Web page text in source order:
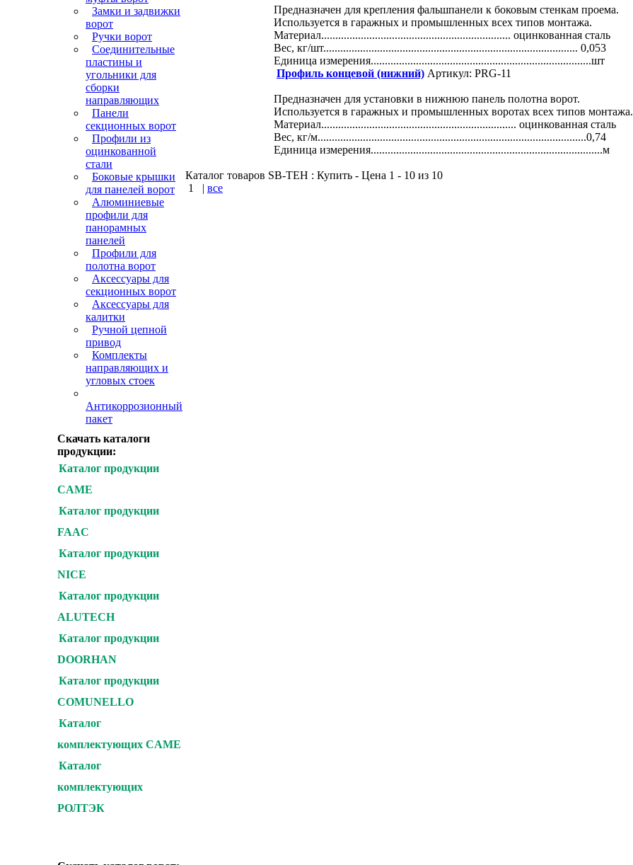
Замки и задвижки
ворот
Ручки ворот
Соединительные
пластины и
угольники для
сборки
направляющих
Панели
секционных ворот
Профили из
оцинкованной
стали
Боковые крышки
для панелей ворот
Алюминиевые
профили для
панорамных
панелей
Профили для
полотна ворот
Аксессуары для
секционных ворот
Аксессуары для
калитки
Ручной цепной
привод
Комплекты
направляющих и
угловых стоек
Антикоррозионный
пакет
Скачать каталоги
продукции:
Каталог продукции
CAME
Каталог продукции
FAAC
Каталог продукции
NICE
Каталог продукции
ALUTECH
Каталог продукции
DOORHAN
Каталог продукции
COMUNELLO
Каталог
комплектующих CAME
Каталог
комплектующих
РОЛТЭК
Предназначен для крепления фальшпанели к боковым стенкам проема.
Используется в гаражных и промышленных всех типов монтажа.
Материал................................................................... оцинкованная сталь
Вес, кг/шт.......................................................................................... 0,053
Единица измерения..............................................................................шт
Профиль концевой (нижний) Артикул: PRG-11
Предназначен для установки в нижнюю панель полотна ворот.
Используется в гаражных и промышленных воротах всех типов монтажа.
Материал..................................................................... оцинкованная сталь
Вес, кг/м...............................................................................................0,74
Единица измерения..................................................................................м
Каталог товаров SB-TEH : Купить - Цена 1 - 10 из 10
1
| все